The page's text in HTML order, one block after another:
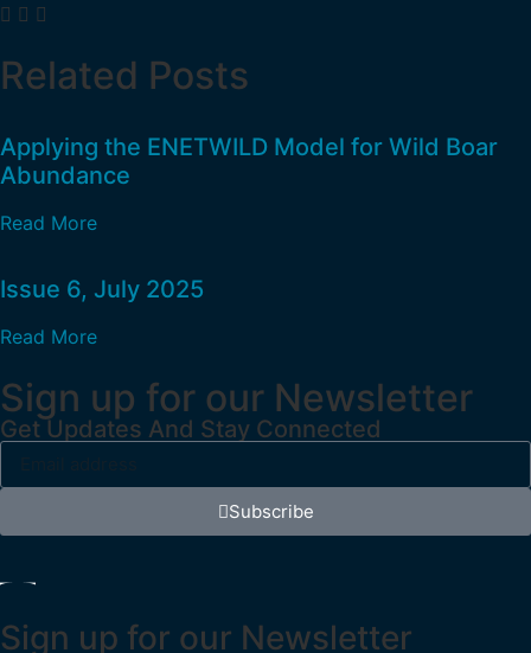
Related Posts
Applying the ENETWILD Model for Wild Boar
Abundance
Read More
Issue 6, July 2025
Read More
Sign up for our Newsletter
Get Updates And Stay Connected
Subscribe
Sign up for our Newsletter